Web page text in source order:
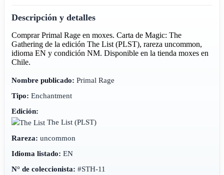
Descripción y detalles
Comprar Primal Rage en moxes. Carta de Magic: The
Gathering de la edición The List (PLST), rareza uncommon,
idioma EN y condición NM. Disponible en la tienda moxes en
Chile.
Nombre publicado: Primal Rage
Tipo: Enchantment
Edición:
The List(PLST)
Rareza: uncommon
Idioma listado: EN
N° de coleccionista: #STH-11